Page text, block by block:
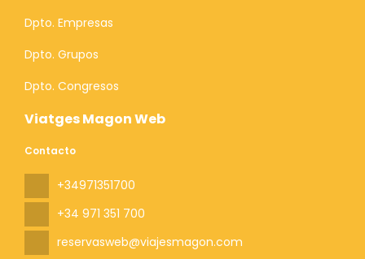
Viatges Magon Web
Contacto
+34971351700
+34 971 351 700
reservasweb@viajesmagon.com
Dpto. Empresas
Dpto. Grupos
Dpto. Congresos